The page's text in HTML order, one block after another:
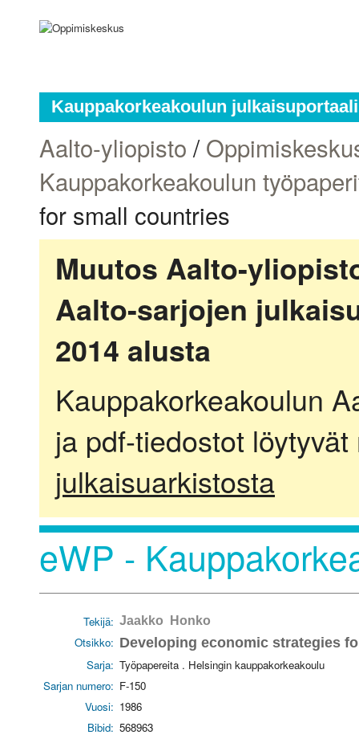
Kauppakorkeakoulun julkaisuportaali
Aalto-yliopisto /
Kauppakorkeakoulun
for small countries
Muutos Aalto-
Aalto-sarjojen
2014 alusta
Kauppakorkeakoulun
ja pdf-tiedostot
julkaisuarkistosta
eWP -
Tekijä: Jaakko Honko
Otsikko: Developing economic strategies
Sarja: Työpapereita . Helsingin kauppakorkeakoulu
Sarjan numero: F-150
Vuosi: 1986
Bibid: 568963